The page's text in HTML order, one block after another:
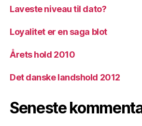
Laveste niveau til dato?
Loyalitet er en saga blot
Årets hold 2010
Det danske landshold 2012
Seneste